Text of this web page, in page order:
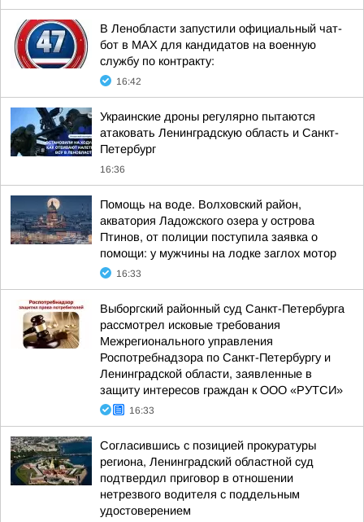
В Ленобласти запустили официальный чат-
бот в МАХ для кандидатов на военную
службу по контракту:
16:42
Украинские дроны регулярно пытаются
атаковать Ленинградскую область и Санкт-
Петербург
16:36
Помощь на воде. Волховский район,
акватория Ладожского озера у острова
Птинов, от полиции поступила заявка о
помощи: у мужчины на лодке заглох мотор
16:33
Выборгский районный суд Санкт-Петербурга
рассмотрел исковые требования
Межрегионального управления
Роспотребнадзора по Санкт-Петербургу и
Ленинградской области, заявленные в
защиту интересов граждан к ООО «РУТСИ»
16:33
Согласившись с позицией прокуратуры
региона, Ленинградский областной суд
подтвердил приговор в отношении
нетрезвого водителя с поддельным
удостоверением